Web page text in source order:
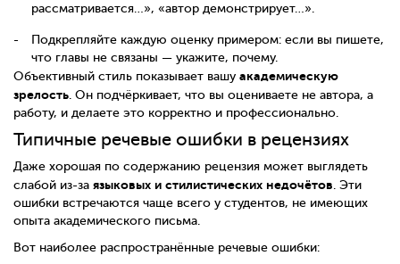
рассматривается…», «автор демонстрирует…».
Подкрепляйте каждую оценку примером: если вы пишете,
что главы не связаны — укажите, почему.
Объективный стиль показывает вашу академическую
зрелость. Он подчёркивает, что вы оцениваете не автора, а
работу, и делаете это корректно и профессионально.
Типичные речевые ошибки в рецензиях
Даже хорошая по содержанию рецензия может выглядеть
слабой из-за языковых и стилистических недочётов . Эти
ошибки встречаются чаще всего у студентов, не имеющих
опыта академического письма.
Вот наиболее распространённые речевые ошибки: